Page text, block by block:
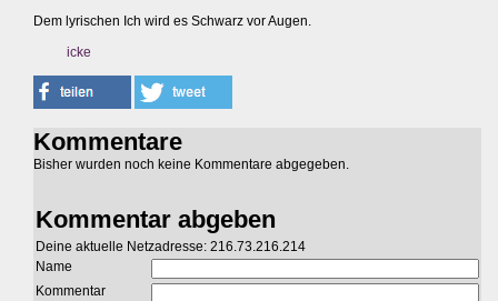
Dem lyrischen Ich wird es Schwarz vor Augen.
icke
Kommentare
Bisher wurden noch keine Kommentare abgegeben.
Kommentar abgeben
Deine aktuelle Netzadresse: 216.73.216.214
Name
Kommentar